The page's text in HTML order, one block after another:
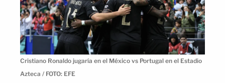
Cristiano Ronaldo jugaría en el México vs Portugal en el Estadio
Azteca / FOTO: EFE